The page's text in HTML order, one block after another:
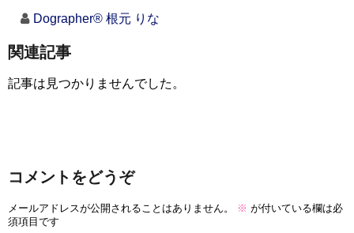
Dographer® 根元 りな
関連記事
記事は見つかりませんでした。
コメントをどうぞ
メールアドレスが公開されることはありません。 ※ が付いている欄は必
須項目です